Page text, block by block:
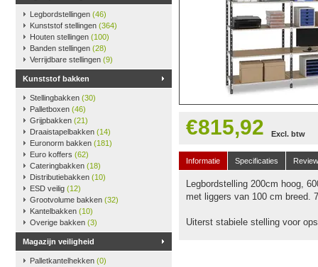
Legbordstellingen (46)
Kunststof stellingen (364)
Houten stellingen (100)
Banden stellingen (28)
Verrijdbare stellingen (9)
Kunststof bakken
Stellingbakken (30)
Palletboxen (46)
Grijpbakken (21)
Draaistapelbakken (14)
Euronorm bakken (181)
Euro koffers (62)
Cateringbakken (18)
Distributiebakken (10)
ESD veilig (12)
Grootvolume bakken (32)
Kantelbakken (10)
Overige bakken (3)
Magazijn veiligheid
Palletkantelhekken (0)
€815,92 Excl. btw
Informatie Specificaties
Legbordstelling 200cm hoog,
met liggers van 100 cm breed.
Uiterst stabiele stelling voor